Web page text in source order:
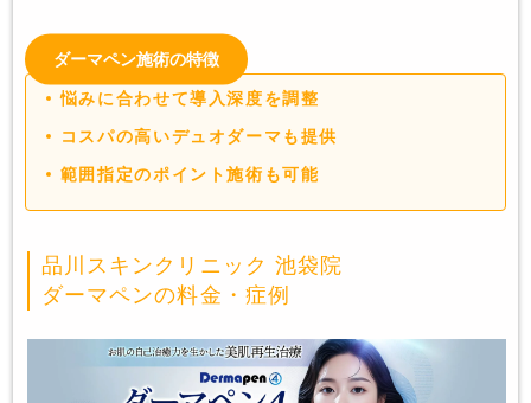
ダーマペン施術の特徴
悩みに合わせて導入深度を調整
コスパの高いデュオダーマも提供
範囲指定のポイント施術も可能
品川スキンクリニック 池袋院
ダーマペンの料金・症例